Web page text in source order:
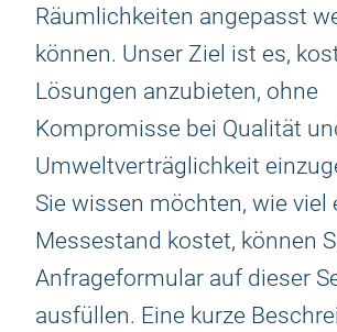
Räumlichkeiten angepasst
können. Unser Ziel ist es,
Lösungen anzubieten, ohne
Kompromisse bei Qualität
Umweltverträglichkeit
Sie wissen möchten, wie viel
Messestand kostet, können
Anfrageformular auf dieser
ausfüllen. Eine kurze